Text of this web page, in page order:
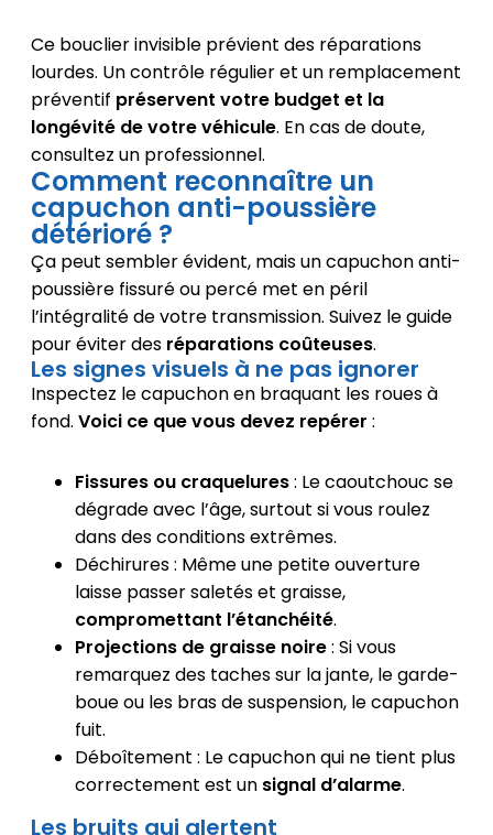
Ce bouclier invisible prévient des réparations
lourdes. Un contrôle régulier et un remplacement
préventif préservent votre budget et la
longévité de votre véhicule. En cas de doute,
consultez un professionnel.
Comment reconnaître un
capuchon anti-poussière
détérioré ?
Ça peut sembler évident, mais un capuchon anti-
poussière fissuré ou percé met en péril
l’intégralité de votre transmission. Suivez le guide
pour éviter des réparations coûteuses.
Les signes visuels à ne pas ignorer
Inspectez le capuchon en braquant les roues à
fond. Voici ce que vous devez repérer :
Fissures ou craquelures: Le caoutchouc se
dégrade avec l’âge, surtout si vous roulez
dans des conditions extrêmes.
Déchirures : Même une petite ouverture
laisse passer saletés et graisse,
compromettant l’étanchéité.
Projections de graisse noire: Si vous
remarquez des taches sur la jante, le garde-
boue ou les bras de suspension, le capuchon
fuit.
Déboîtement : Le capuchon qui ne tient plus
correctement est un signal d’alarme.
Les bruits qui alertent